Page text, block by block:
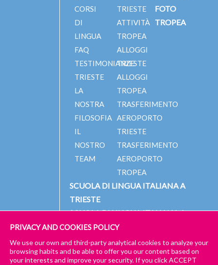
CORSI
DI
LINGUA
FAQ
TESTIMONIANZE
TRIESTE
LA
NOSTRA
FILOSOFIA
IL
NOSTRO
TEAM
TRIESTE
ATTIVITÀ
TROPEA
ALLOGGI
TRIESTE
ALLOGGI
TROPEA
TRASFERIMENTO
AEROPORTO
TRIESTE
TRASFERIMENTO
AEROPORTO
TROPEA
FOTO
TROPEA
SCUOLA DI LINGUA ITALIANA A
TRIESTE
SCUOLA DI LINGUA ITALIANA A
TROPEA
© 2023 PICCOLA UNIVERSITÀ ITALIANA IMPRESSUM
PRIVACY AND COOKIES POLICY
We use our own and third-party analytical cookies to analyze your
browsing habits and be able to offer you our content based on
your interests and improve your security. If you click ACCEPT